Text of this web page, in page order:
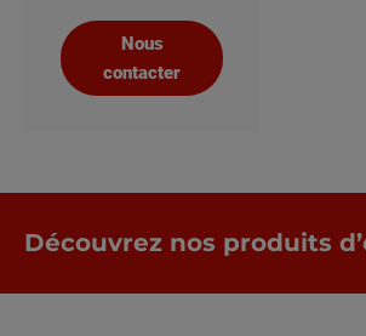
Nous
contacter
Découvrez nos produits